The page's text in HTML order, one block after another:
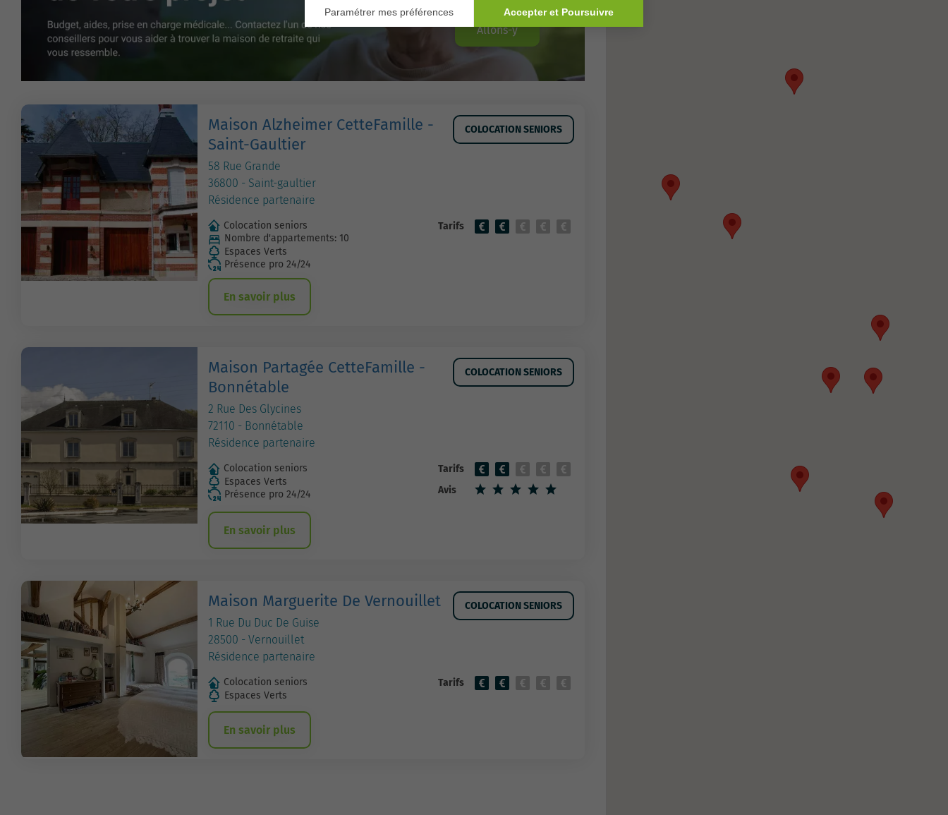
Allons-y
Maison Alzheimer CetteFamille -
Saint-Gaultier
58 Rue Grande
36800 - Saint-gaultier
Résidence partenaire
COLOCATION SENIORS
Colocation seniors
Nombre d'appartements: 10
Espaces Verts
Présence pro 24/24
Tarifs
En savoir plus
Maison Partagée CetteFamille -
Bonnétable
2 Rue Des Glycines
72110 - Bonnétable
Résidence partenaire
COLOCATION SENIORS
Colocation seniors
Espaces Verts
Présence pro 24/24
Tarifs
Avis
En savoir plus
Maison Marguerite De Vernouillet
1 Rue Du Duc De Guise
28500 - Vernouillet
Résidence partenaire
COLOCATION SENIORS
Colocation seniors
Espaces Verts
Tarifs
En savoir plus